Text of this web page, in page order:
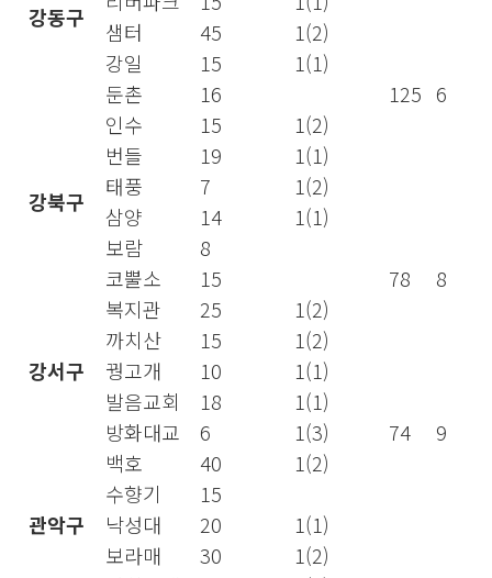
강동구
샘터
45
1(2)
강일
15
1(1)
둔촌
16 125 6
강북구
인수 15
1(2)
번들
19
1(1)
태풍
7
1(2)
삼양
14
1(1)
보람
8
코뿔소
15 78 8
강서구
복지관 25
1(2)
까치산
15
1(2)
꿩고개
10
1(1)
발음교회
18
1(1)
방화대교
6 1(3) 74 9
관악구
백호 40
1(2)
수향기
15
낙성대
20
1(1)
보라매
30
1(2)